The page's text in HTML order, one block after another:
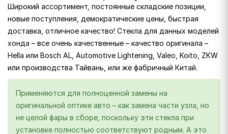
Широкий ассортимент, постоянные складские позиции,
новые поступления, демократические цены, быстрая
доставка, отличное качество! Стекла для данных моделей
хонда – все очень качественные – качество оригинала –
Hella или Bosch AL, Automotive Lightening, Valeo, Koito, ZKW
или производства Тайвань, или же фабричный Китай.
Применяются для полноценной замены на
оригинальной оптике авто – как замена части узла, но
не целой фары в сборе, поскольку эти стекла при
установке полностью соответствуют родным. А это